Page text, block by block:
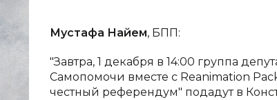
Мустафа Найем, БПП:
"Завтра, 1 декабря в 14:00 группа
Самопомочи вместе с Reanimation
честный референдум" подадут в